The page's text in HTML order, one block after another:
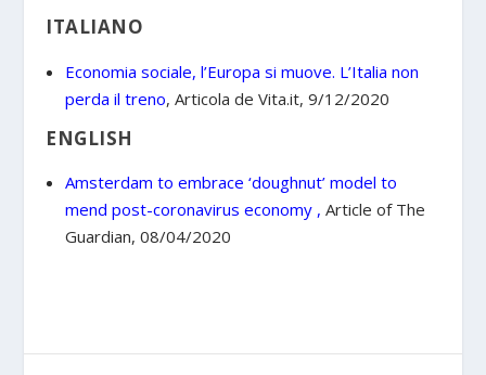
ITALIANO
Economia sociale, l’Europa si muove. L’Italia non
perda il treno, Articola de Vita.it, 9/12/2020
ENGLISH
Amsterdam to embrace ‘doughnut’ model to
mend post-coronavirus economy , Article of The
Guardian, 08/04/2020